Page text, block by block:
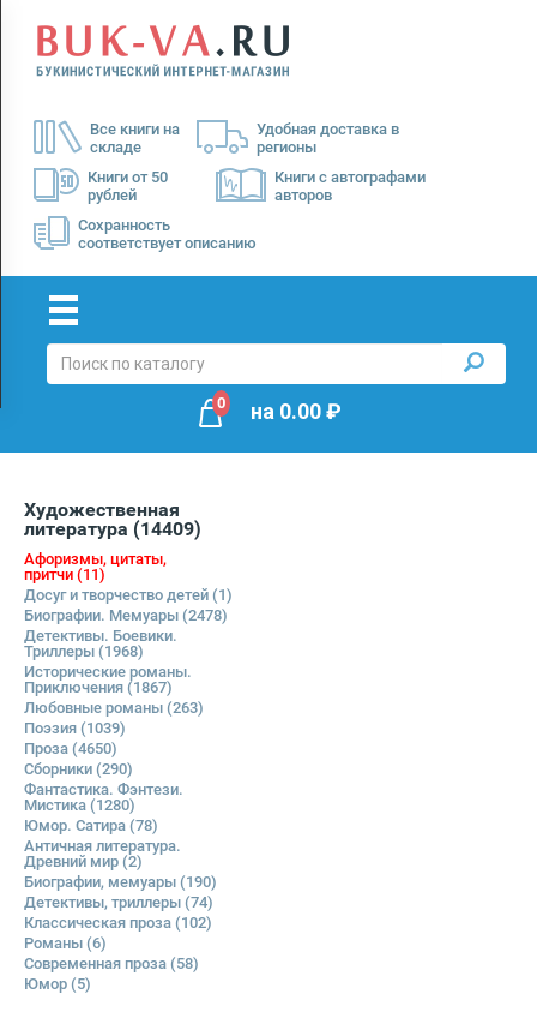
Все книги на
складе
Удобная доставка в
регионы
Книги от 50
рублей
Книги с автографами
авторов
Сохранность
соответствует описанию
Menu
Доставка
Оплата
0 на 0.00₽
Художественная
литература (14409)
Афоризмы, цитаты,
притчи (11)
Досуг и творчество детей (1)
Биографии. Мемуары (2478)
Детективы. Боевики.
Триллеры (1968)
Исторические романы.
Приключения (1867)
Любовные романы (263)
Поэзия (1039)
Проза (4650)
Сборники (290)
Фантастика. Фэнтези.
Мистика (1280)
Юмор. Сатира (78)
Античная литература.
Древний мир (2)
Биографии, мемуары (190)
Детективы, триллеры (74)
Классическая проза (102)
Романы (6)
Современная проза (58)
Юмор (5)